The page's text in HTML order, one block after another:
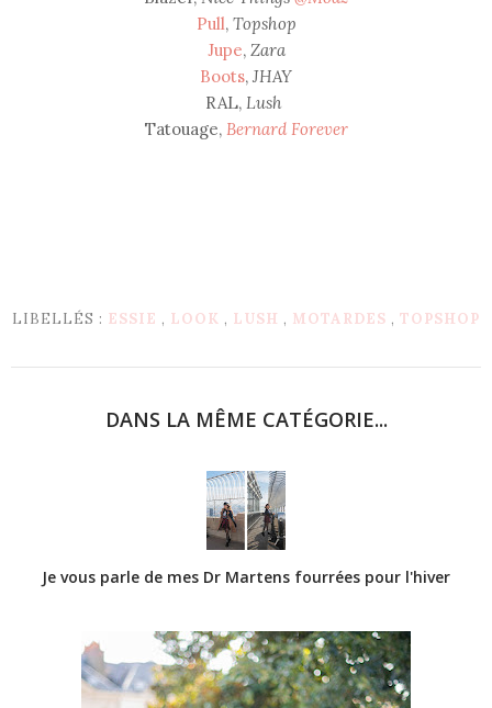
Pull, Topshop
Jupe, Zara
Boots, JHAY
RAL, Lush
Tatouage, Bernard Forever
LIBELLÉS : ESSIE , LOOK , LUSH , MOTARDES , TOPSHOP
DANS LA MÊME CATÉGORIE...
Je vous parle de mes Dr Martens fourrées pour l'hiver